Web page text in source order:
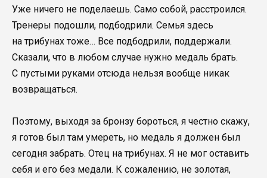
Уже ничего не поделаешь. Само собой, расстроился.
Тренеры подошли, подбодрили. Семья здесь
на трибунах тоже… Все подбодрили, поддержали.
Сказали, что в любом случае нужно медаль брать.
С пустыми руками отсюда нельзя вообще никак
возвращаться.
Поэтому, выходя за бронзу бороться, я честно скажу,
я готов был там умереть, но медаль я должен был
сегодня забрать. Отец на трибунах. Я не мог оставить
себя и его без медали. К сожалению, не золотая,